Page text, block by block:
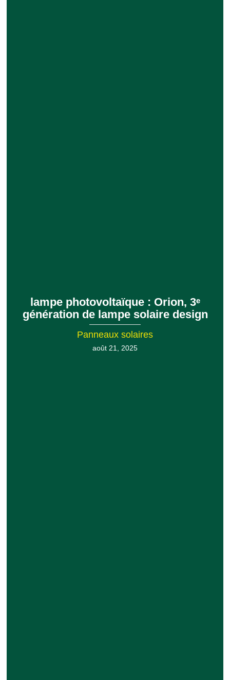
lampe photovoltaïque : Orion, 3ᵉ
génération de lampe solaire design
Panneaux solaires
août 21, 2025